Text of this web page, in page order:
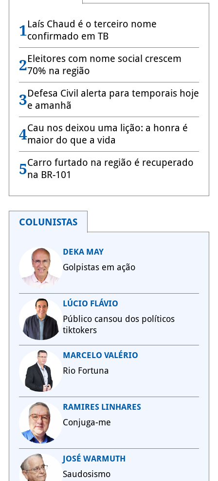
1Laís Chaud é o terceiro nome
confirmado em TB
2Eleitores com nome social crescem
70% na região
3Defesa Civil alerta para temporais hoje
e amanhã
4Cau nos deixou uma lição: a honra é
maior do que a vida
5Carro furtado na região é recuperado
na BR-101
COLUNISTAS
DEKA MAY
Golpistas em ação
LÚCIO FLÁVIO
Público cansou dos políticos
tiktokers
MARCELO VALÉRIO
Rio Fortuna
RAMIRES LINHARES
Conjuga-me
JOSÉ WARMUTH
Saudosismo